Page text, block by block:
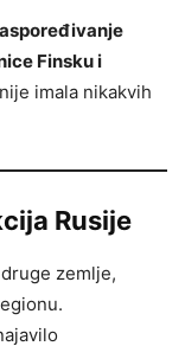
Finsku i
imala nikakvih
Rusije
zemlje,